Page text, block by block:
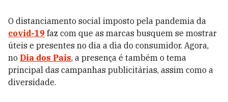
O distanciamento social imposto pela pandemia da
covid-19 faz com que as marcas busquem se mostrar
úteis e presentes no dia a dia do consumidor. Agora,
no Dia dos Pais, a presença é também o tema
principal das campanhas publicitárias, assim como a
diversidade.